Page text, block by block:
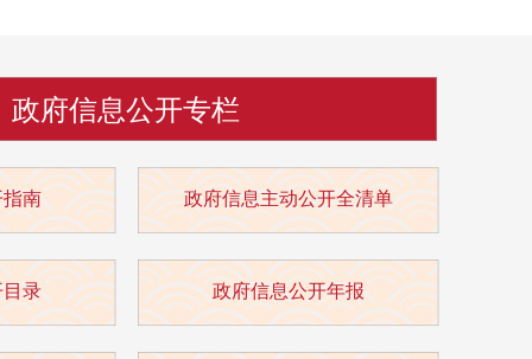
政府信息公开专栏
南 政府信息主动公开全清单
录 政府信息公开年报